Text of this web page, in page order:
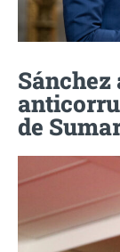
Sánchez
de